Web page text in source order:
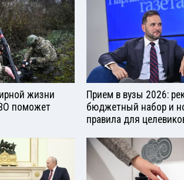
жизни
поможет
Прием в вузы 2026:
бюджетный набор и
правила для